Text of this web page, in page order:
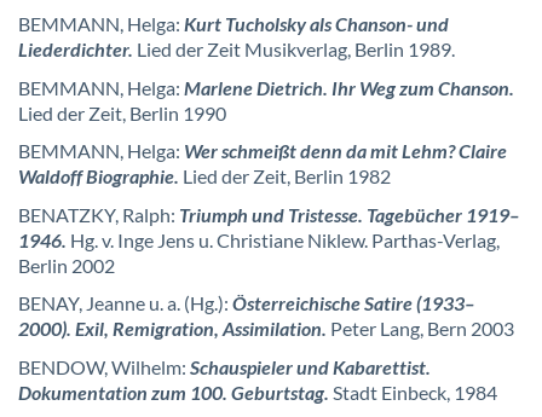
BEMMANN, Helga: Kurt Tucholsky als Chanson- und
Liederdichter. Lied der Zeit Musikverlag, Berlin 1989.
BEMMANN, Helga: Marlene Dietrich. Ihr Weg zum Chanson.
Lied der Zeit, Berlin 1990
BEMMANN, Helga: Wer schmeißt denn da mit Lehm? Claire
Waldoff Biographie. Lied der Zeit, Berlin 1982
BENATZKY, Ralph: Triumph und Tristesse. Tagebücher 1919–
1946. Hg. v. Inge Jens u. Christiane Niklew. Parthas-Verlag,
Berlin 2002
BENAY, Jeanne u. a. (Hg.): Österreichische Satire (1933–
2000). Exil, Remigration, Assimilation. Peter Lang, Bern 2003
BENDOW, Wilhelm: Schauspieler und Kabarettist.
Dokumentation zum 100. Geburtstag. Stadt Einbeck, 1984